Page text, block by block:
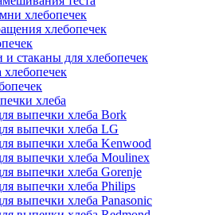
хлебопечек
хлебопечек
стаканы для хлебопечек
хлеба
выпечки хлеба Bork
выпечки хлеба LG
выпечки хлеба Kenwood
выпечки хлеба Moulinex
выпечки хлеба Gorenje
выпечки хлеба Philips
выпечки хлеба Panasonic